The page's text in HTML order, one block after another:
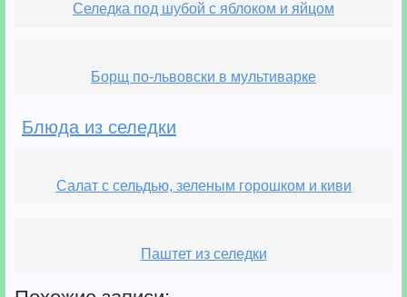
Селедка под шубой с яблоком и яйцом
Борщ по-львовски в мультиварке
Блюда из селедки
Салат с сельдью, зеленым горошком и киви
Паштет из селедки